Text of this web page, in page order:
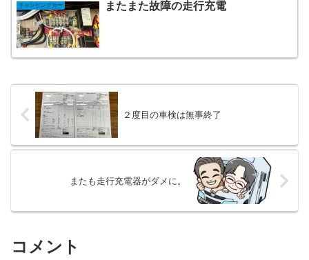
キャンピングカー またまた故障の走行充電
２度目の車検は無事終了
またも走行充電器がダメに。
コメント